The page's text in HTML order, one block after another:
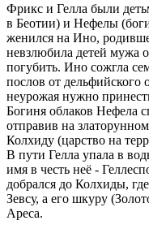
Фрикс и Гелла были
в Беотии) и Нефелы
женился на Ино,
невзлюбила детей мужа
погубить. Ино сожгла
послов от дельфийского
неурожая нужно
Богиня облаков Нефела
отправив на
Колхиду (царство на
В пути Гелла упала в
имя в честь неё -
добрался до Колхиды,
Зевсу, а его шкуру
Ареса.